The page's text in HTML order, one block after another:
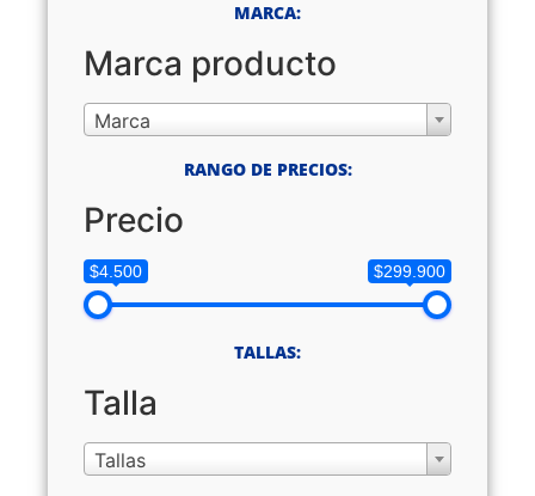
MARCA:
Marca producto
Marca
RANGO DE PRECIOS:
Precio
$4.500 $299.900
TALLAS:
Talla
Tallas